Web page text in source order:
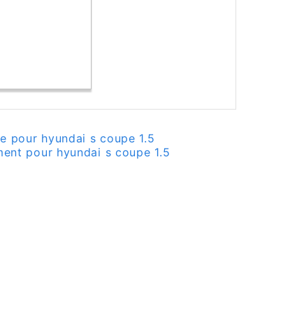
pour hyundai s coupe 1.5
pour hyundai s coupe 1.5